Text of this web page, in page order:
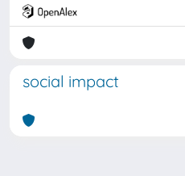
social impact